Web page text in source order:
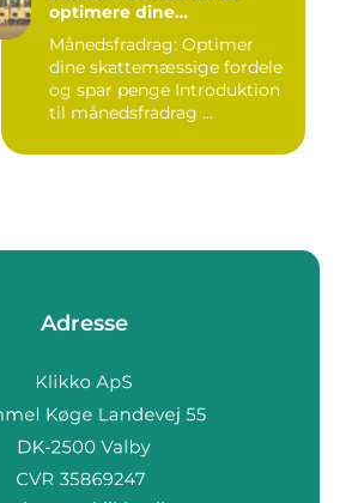
optimere dine
Månedsfradrag: Optimer
dine skattemæssige fordele
og spar penge Introduktion
til månedsfradrag ...
Adresse